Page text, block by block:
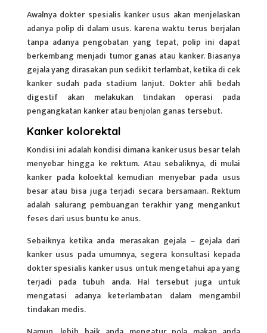
Awalnya dokter spesialis kanker usus akan menjelaskan
adanya polip di dalam usus. karena waktu terus berjalan
tanpa adanya pengobatan yang tepat, polip ini dapat
berkembang menjadi tumor ganas atau kanker. Biasanya
gejala yang dirasakan pun sedikit terlambat, ketika di cek
kanker sudah pada stadium lanjut. Dokter ahli bedah
digestif akan melakukan tindakan operasi pada
pengangkatan kanker atau benjolan ganas tersebut.
Kanker kolorektal
Kondisi ini adalah kondisi dimana kanker usus besar telah
menyebar hingga ke rektum. Atau sebaliknya, di mulai
kanker pada koloektal kemudian menyebar pada usus
besar atau bisa juga terjadi secara bersamaan. Rektum
adalah salurang pembuangan terakhir yang mengankut
feses dari usus buntu ke anus.
Sebaiknya ketika anda merasakan gejala – gejala dari
kanker usus pada umumnya, segera konsultasi kepada
dokter spesialis kanker usus untuk mengetahui apa yang
terjadi pada tubuh anda. Hal tersebut juga untuk
mengatasi adanya keterlambatan dalam mengambil
tindakan medis.